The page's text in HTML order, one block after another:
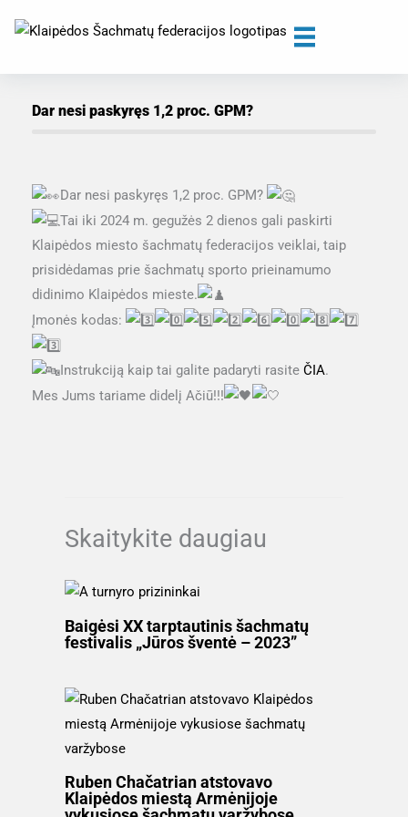
Dar nesi paskyręs 1,2 proc. GPM?
Dar nesi paskyręs 1,2 proc. GPM?
Tai iki 2024 m. gegužės 2 dienos gali paskirti
Klaipėdos miesto šachmatų federacijos veiklai, taip
prisidėdamas prie šachmatų sporto prieinamumo
didinimo Klaipėdos mieste.
Įmonės kodas:
Instrukciją kaip tai galite padaryti rasite ČIA.
Mes Jums tariame didelį Ačiū!!!
Skaitykite daugiau
Baigėsi XX tarptautinis šachmatų
festivalis „Jūros šventė – 2023”
Ruben Chačatrian atstovavo
Klaipėdos miestą Armėnijoje